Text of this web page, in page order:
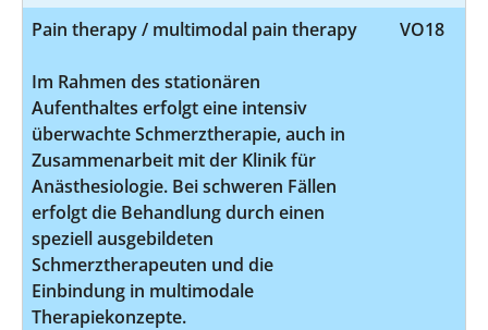
Pain therapy / multimodal pain therapy
Im Rahmen des stationären
Aufenthaltes erfolgt eine intensiv
überwachte Schmerztherapie, auch in
Zusammenarbeit mit der Klinik für
Anästhesiologie. Bei schweren Fällen
erfolgt die Behandlung durch einen
speziell ausgebildeten
Schmerztherapeuten und die
Einbindung in multimodale
Therapiekonzepte.
VO18